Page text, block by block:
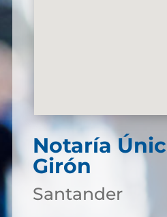
Notaría
Girón
Santander